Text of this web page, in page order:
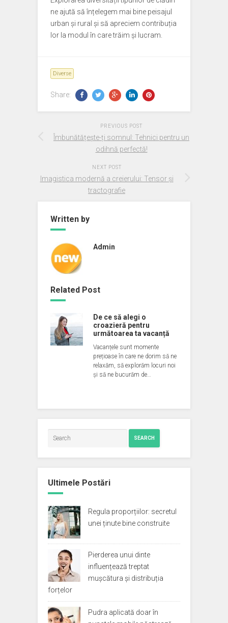
ne ajută să înțelegem mai bine peisajul
urban și rural și să apreciem contribuția
lor la modul în care trăim și lucram.
Diverse
Share:
PREVIOUS POST
Îmbunătățește-ți somnul: Tehnici pentru un
odihnă perfectă!
NEXT POST
Imagistica modernă a creierului: Tensor și
tractografie
Written by
Admin
Related Post
De ce să alegi o
croazieră pentru
următoarea ta vacanță
Vacanțele sunt momente
prețioase în care ne dorim să ne
relaxăm, să explorăm locuri noi
și să ne bucurăm de…
SEARCH
Ultimele Postări
Regula proporțiilor: secretul
unei ținute bine construite
Pierderea unui dinte
influențează treptat
mușcătura și distribuția
forțelor
Pudra aplicată doar în